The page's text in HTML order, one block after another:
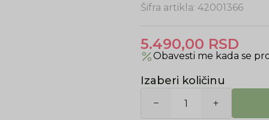
Šifra artikla: 42001366
5.490,00 RSD
Obavesti me kada se
Izaberi količinu